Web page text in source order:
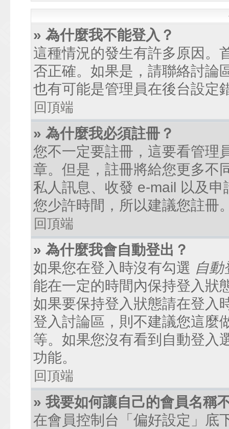
» 為什麼我不能登入？
這種情況的發生有許多原因。
否正確。如果是，請聯絡討論
也有可能是管理員在後台設定
回頂端
» 為什麼我必須註冊？
您不一定要註冊，這要看管理
章。但是，註冊將給您更多不
私人訊息、收發 e-mail 以及
您少許時間，所以建議您註冊
回頂端
» 為什麼我會自動登出？
如果您在登入時沒有勾選 自動
能在一定的時間內保持登入狀
如果要保持登入狀態請在登入
登入討論區，則不建議您這麼
等。如果您沒有看到自動登入
功能。
回頂端
» 我要如何讓自己的會員名稱
在會員控制台「偏好設定」底